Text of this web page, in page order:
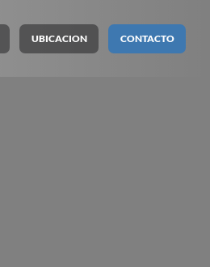
UBICACION CONTACTO